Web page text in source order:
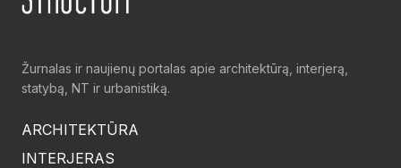
Žurnalas ir naujienų portalas apie architektūrą, interjerą,
statybą, NT ir urbanistiką.
ARCHITEKTŪRA
INTERJERAS